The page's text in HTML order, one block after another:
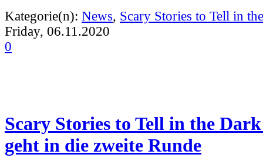
Kategorie(n): News, Scary Stories to Tell in
Friday, 06.11.2020
0
Scary Stories to Tell in the
geht in die zweite Runde